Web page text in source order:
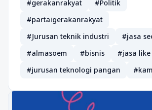
#gerakanrakyat
#Politik
#partaigerakanrakyat
#Jurusan teknik industri
#jasa
#almasoem
#bisnis
#jasa like
#jurusan teknologi pangan